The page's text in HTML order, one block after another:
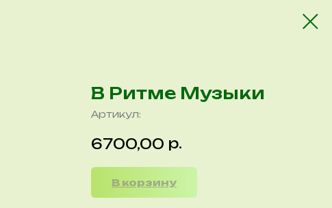
В Ритме Музыки
Артикул:
6700,00 р.
В корзину